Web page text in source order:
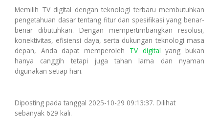
Memilih TV digital dengan teknologi terbaru membutuhkan
pengetahuan dasar tentang fitur dan spesifikasi yang benar-
benar dibutuhkan. Dengan mempertimbangkan resolusi,
konektivitas, efisiensi daya, serta dukungan teknologi masa
depan, Anda dapat memperoleh TV digital yang bukan
hanya canggih tetapi juga tahan lama dan nyaman
digunakan setiap hari.
Diposting pada tanggal 2025-10-29 09:13:37. Dilihat
sebanyak 629 kali.